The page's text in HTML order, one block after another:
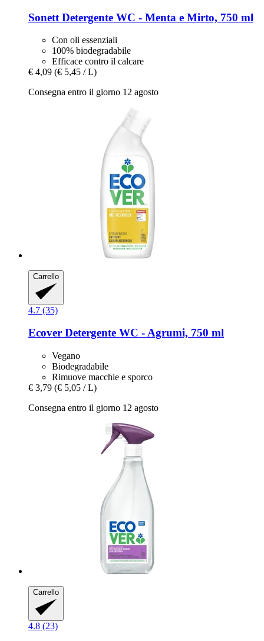
Sonett Detergente WC -​ Menta e Mirto, 750 ml
Con oli essenziali
100% biodegradabile
Efficace contro il calcare
€ 4,09 (€ 5,45 / L)
Consegna entro il giorno 12 agosto
Carrello
4.7 (35)
Ecover Detergente WC -​ Agrumi, 750 ml
Vegano
Biodegradabile
Rimuove macchie e sporco
€ 3,79 (€ 5,05 / L)
Consegna entro il giorno 12 agosto
Carrello
4.8 (23)